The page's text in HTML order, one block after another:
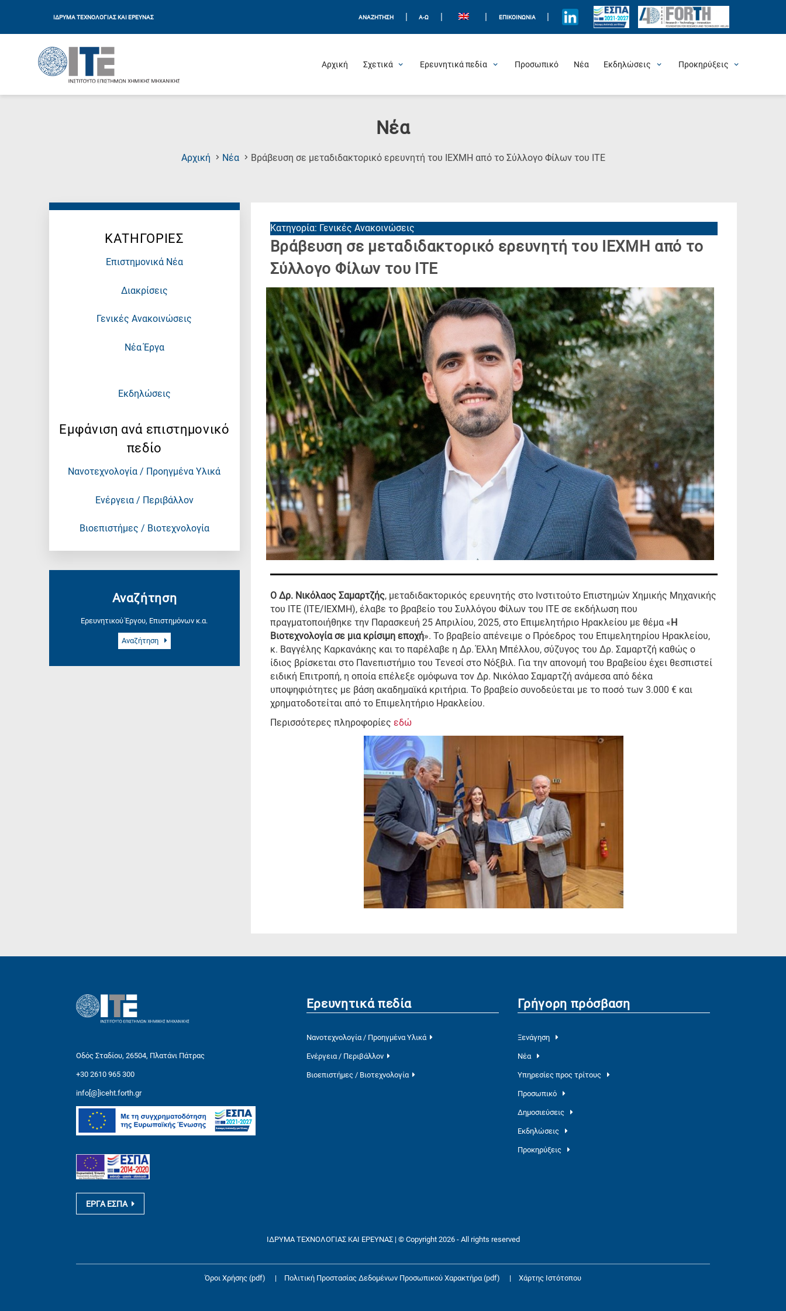
ΙΔΡΥΜΑ ΤΕΧΝΟΛΟΓΙΑΣ ΚΑΙ ΕΡΕΥΝΑΣ ΑΝΑΖΗΤΗΣΗ Α-Ω ΕΠΙΚΟΙΝΩΝΊΑ
Αρχική Σχετικά Ερευνητικά πεδία Προσωπικό Νέα Εκδηλώσεις Προκηρύξεις
Νέα
Αρχική Νέα Βράβευση σε μεταδιδακτορικό ερευνητή του ΙΕΧΜΗ από το Σύλλογο Φίλων του ΙΤΕ(Current
ΚΑΤΗΓΟΡΙΕΣ
Επιστημονικά Νέα
Διακρίσεις
Γενικές Ανακοινώσεις
Νέα Έργα
Εκδηλώσεις
Εμφάνιση ανά επιστημονικό
πεδίο
Νανοτεχνολογία / Προηγμένα Υλικά
Ενέργεια / Περιβάλλον
Βιοεπιστήμες / Βιοτεχνολογία
Αναζήτηση
Ερευνητικού Έργου, Επιστημόνων κ.α.
Αναζήτηση
Κατηγορία: Γενικές Ανακοινώσεις
Βράβευση σε μεταδιδακτορικό ερευνητή του ΙΕΧΜΗ από το
Σύλλογο Φίλων του ΙΤΕ
Ο Δρ. Νικόλαος Σαμαρτζής, μεταδιδακτορικός ερευνητής στο Ινστιτούτο Επιστημών Χημικής Μηχανικής
του ΙΤΕ (ΙΤΕ/ΙΕΧΜΗ), έλαβε το βραβείο του Συλλόγου Φίλων του ΙΤΕ σε εκδήλωση που
πραγματοποιήθηκε την Παρασκευή 25 Απριλίου, 2025, στο Επιμελητήριο Ηρακλείου με θέμα « Η
Βιοτεχνολογία σε μια κρίσιμη εποχή». Το βραβείο απένειμε ο Πρόεδρος του Επιμελητηρίου Ηρακλείου,
κ. Βαγγέλης Καρκανάκης και το παρέλαβε η Δρ. Έλλη Μπέλλου, σύζυγος του Δρ. Σαμαρτζή καθώς ο
ίδιος βρίσκεται στο Πανεπιστήμιο του Τενεσί στο Νόξβιλ. Για την απονομή του Βραβείου έχει θεσπιστεί
ειδική Επιτροπή, η οποία επέλεξε ομόφωνα τον Δρ. Νικόλαο Σαμαρτζή ανάμεσα από δέκα
υποψηφιότητες με βάση ακαδημαϊκά κριτήρια. Το βραβείο συνοδεύεται με το ποσό των 3.000 € και
χρηματοδοτείται από το Επιμελητήριο Ηρακλείου.
Περισσότερες πληροφορίες εδώ
Οδός Σταδίου, 26504, Πλατάνι Πάτρας
+30 2610 965 300
info[@]iceht.forth.gr
ΕΡΓΑ ΕΣΠΑ
Ερευνητικά πεδία
Νανοτεχνολογία / Προηγμένα Υλικά
Ενέργεια / Περιβάλλον
Βιοεπιστήμες / Βιοτεχνολογία
Γρήγορη πρόσβαση
Ξενάγηση
Νέα
Υπηρεσίες προς τρίτους
Προσωπικό
Δημοσιεύσεις
Εκδηλώσεις
Προκηρύξεις
ΙΔΡΥΜΑ ΤΕΧΝΟΛΟΓΙΑΣ ΚΑΙ ΕΡΕΥΝΑΣ | © Copyright 2026 - All rights reserved
Όροι Χρήσης (pdf) | Πολιτική Προστασίας Δεδομένων Προσωπικού Χαρακτήρα (pdf) | Χάρτης Ιστότοπου